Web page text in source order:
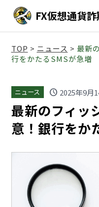
FX仮想通貨
TOP > ニュース > 最新
行をかたるSMSが急増
ニュース schedule 2025年9月
最新のフィッ
意！銀行をか